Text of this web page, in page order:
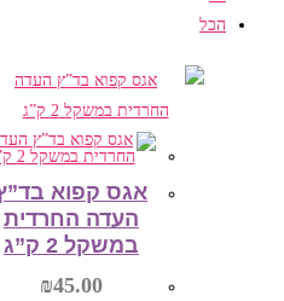
הכל
אגס קפוא בד”ץ
העדה החרדית
במשקל 2 ק”ג
₪45.00